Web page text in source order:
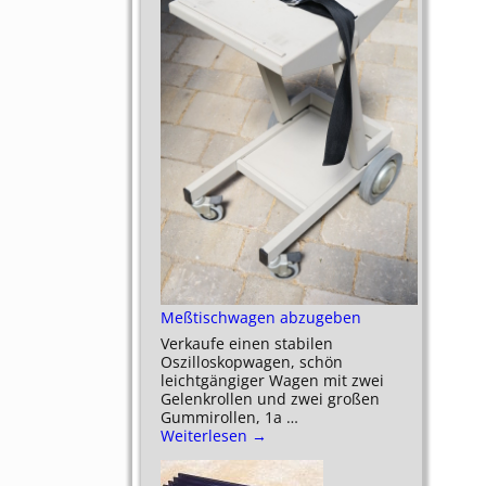
Meßtischwagen abzugeben
Verkaufe einen stabilen
Oszilloskopwagen, schön
leichtgängiger Wagen mit zwei
Gelenkrollen und zwei großen
Gummirollen, 1a …
Weiterlesen →